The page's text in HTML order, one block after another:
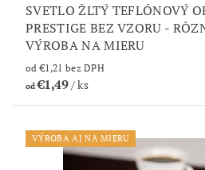
SVETLO ŽLTÝ TEFLÓNOVÝ
PRESTIGE BEZ VZORU -
VÝROBA NA MIERU
od €1,21 bez DPH
od€1,49/ ks
VÝROBA AJ NA MIERU